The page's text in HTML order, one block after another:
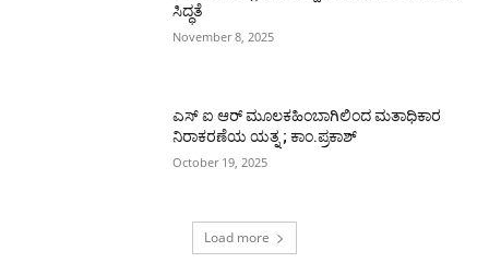
ಸಿದ್ಧತೆ
November 8, 2025
ಎಸ್ ಐ ಆರ್ ಮೂಲಕಹಿಂಬಾಗಿಲಿಂದ ಮತಾಧಿಕಾರ
ನಿರಾಕರಣೆಯ ಯತ್ನ ; ಕಾಂ.ಪ್ರಕಾಶ್
October 19, 2025
Load more